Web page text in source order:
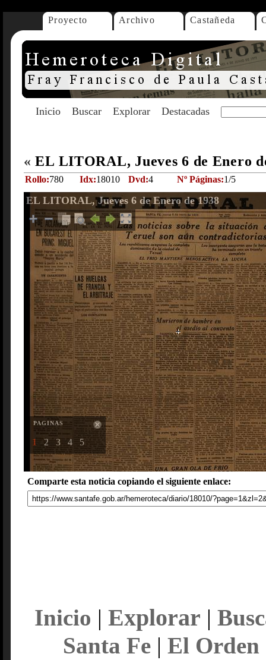
Proyecto Archivo Castañeda
Inicio Buscar Explorar Destacadas
« EL LITORAL, Jueves 6 de Enero
Rollo:780 Idx:18010 Dvd:4 Nº Páginas:1/5
EL LITORAL, Jueves 6 de Enero de 1938
PAGINAS
1 2 3 4 5
Comparte esta noticia copiando el siguiente enlace:
Inicio | Explorar |
Santa Fe| El Orden